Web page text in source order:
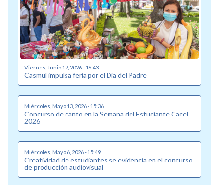
Viernes, Junio 19, 2026 - 16:43
Casmul impulsa feria por el Día del Padre
Miércoles, Mayo 13, 2026 - 15:36
Concurso de canto en la Semana del Estudiante Cacel
2026
Miércoles, Mayo 6, 2026 - 15:49
Creatividad de estudiantes se evidencia en el concurso
de producción audiovisual